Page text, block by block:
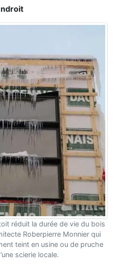
réduit la durée de vie du bois
Roberpierre Monnier qui
teint en usine ou de pruche
scierie locale.